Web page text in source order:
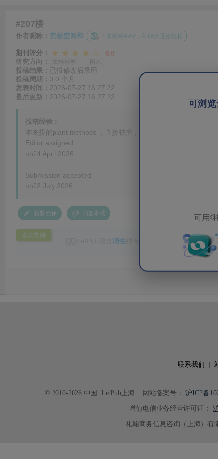
可浏
可用
#207楼
作者昵称： 究极空间和 下载蝌蝌APP，和TA沟通更轻松
期刊评分：
8.0
研究方向：
投稿结果： 已投修改后录用
投稿周期： 3.0 个月
发表时间： 2026-07-27 16:27:22
最后更新： 2026-07-27 16:27:22
投稿经验：
本来投的plant methods ，直接被拒，然后试试转投 bmc plant
Editor assigned
on24 April 2026
Submission accepted
on22 July 2026
我要点评 回复本楼
发表范例
润色 很专业，修改也很细致，效
联系我们
© 2010-2026 中国: LetPub上海 网站备案号： 沪ICP备
增值电信业务经营许可证：
礼翰商务信息咨询（上海）